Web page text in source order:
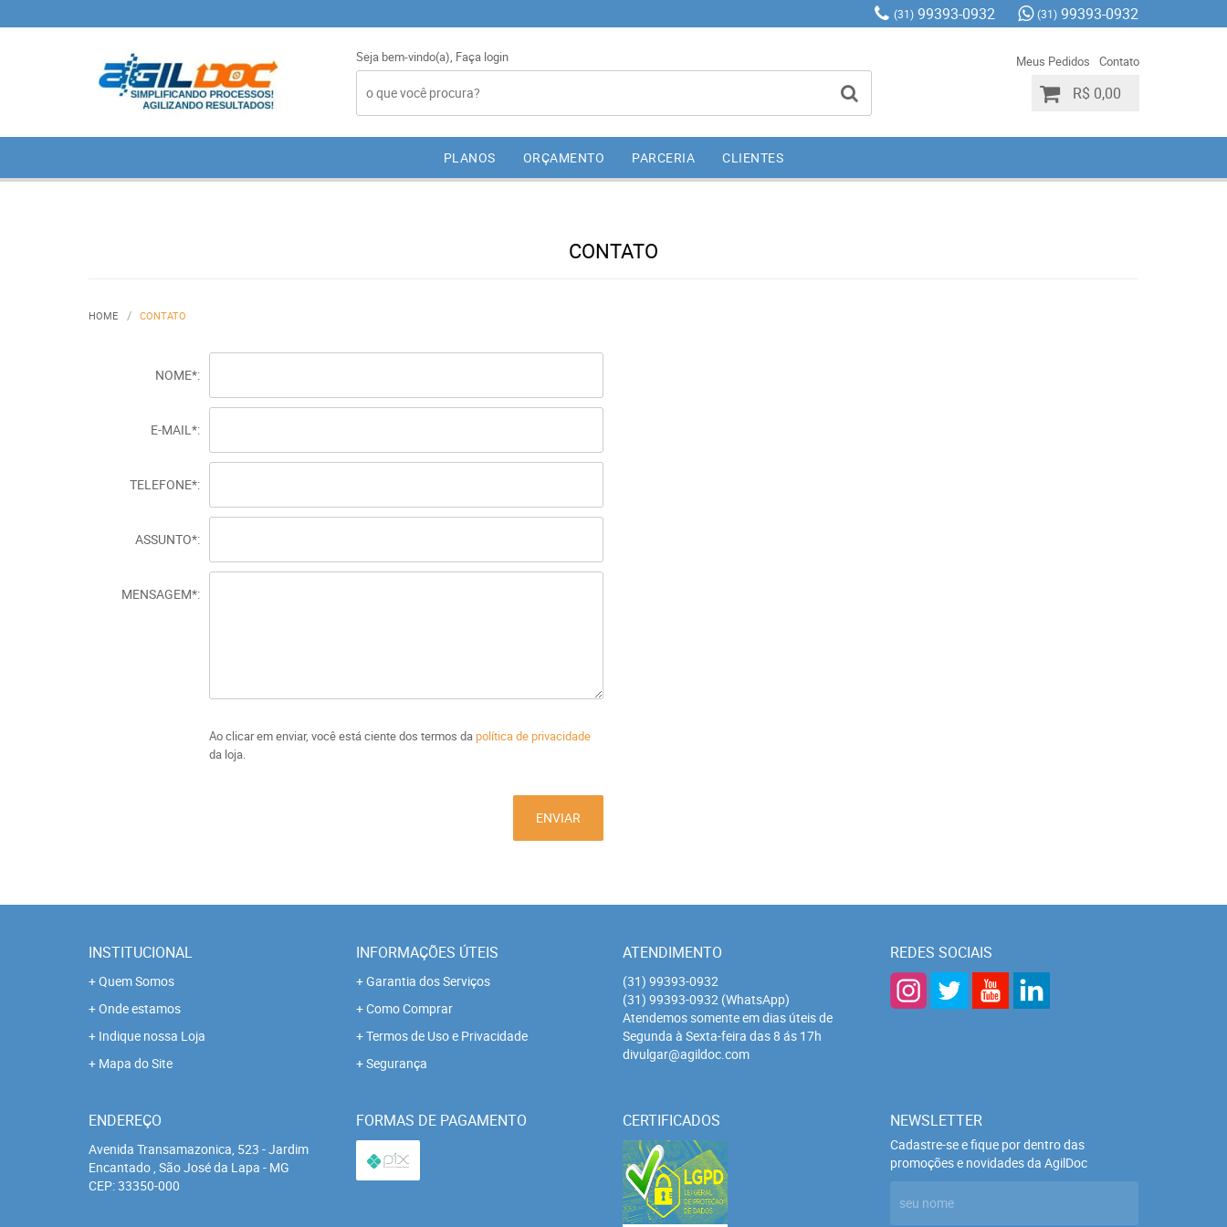
(31) 99393-0932 (31) 99393-0932
Seja bem-vindo(a), Faça login Meus Pedidos Contato
R$ 0,00
PLANOS ORÇAMENTO PARCERIA CLIENTES
CONTATO
HOME CONTATO
NOME*
E-MAIL*
TELEFONE*
ASSUNTO*
MENSAGEM*
Ao clicar em enviar, você está ciente dos termos da política de privacidade
da loja.
ENVIAR
INSTITUCIONAL
Quem Somos
Onde estamos
Indique nossa Loja
Mapa do Site
INFORMAÇÕES ÚTEIS
Garantia dos Serviços
Como Comprar
Termos de Uso e Privacidade
Segurança
ATENDIMENTO
(31) 99393-0932
(31) 99393-0932 (WhatsApp)
Atendemos somente em dias úteis de
Segunda à Sexta-feira das 8 ás 17h
divulgar@agildoc.com
REDES SOCIAIS
ENDEREÇO
Avenida Transamazonica, 523 -Jardim
Encantado , São José da Lapa - MG
CEP: 33350-000
FORMAS DE PAGAMENTO CERTIFICADOS NEWSLETTER
Cadastre-se e fique por dentro das
promoções e novidades da AgilDoc